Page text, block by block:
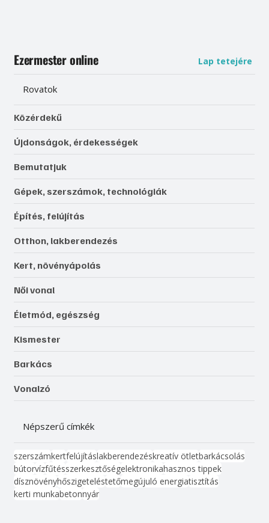
Ezermester online Lap tetejére
Rovatok
Közérdekű
Újdonságok, érdekességek
Bemutatjuk
Gépek, szerszámok, technológiák
Építés, felújítás
Otthon, lakberendezés
Kert, növényápolás
Női vonal
Életmód, egészség
Kismester
Barkács
Vonalzó
Népszerű címkék
szerszámkertfelújításlakberendezéskreatív ötletbarkácsolás
bútorvízfűtésszerkesztőségelektronikahasznos tippek
dísznövényhőszigeteléstetőmegújuló energiatisztítás
kerti munkabetonnyár